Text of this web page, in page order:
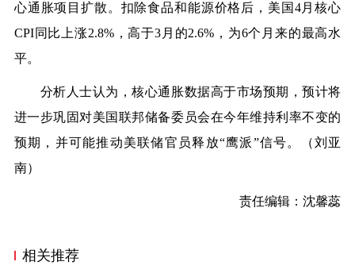
心通胀项目扩散。扣除食品和能源价格后，美国4月核心
CPI同比上涨2.8%，高于3月的2.6%，为6个月来的最高水
平。
分析人士认为，核心通胀数据高于市场预期，预计将
进一步巩固对美国联邦储备委员会在今年维持利率不变的
预期，并可能推动美联储官员释放“鹰派”信号。
（刘亚
南）
责任编辑：沈馨蕊
相关推荐